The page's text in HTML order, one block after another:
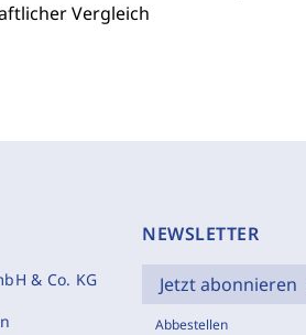
Vergleich
& Co. KG
NEWSLETTER
Jetzt abonnieren
Abbestellen